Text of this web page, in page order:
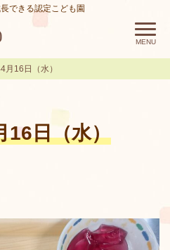
できる認定こども園
月16日（水）
16日（水）